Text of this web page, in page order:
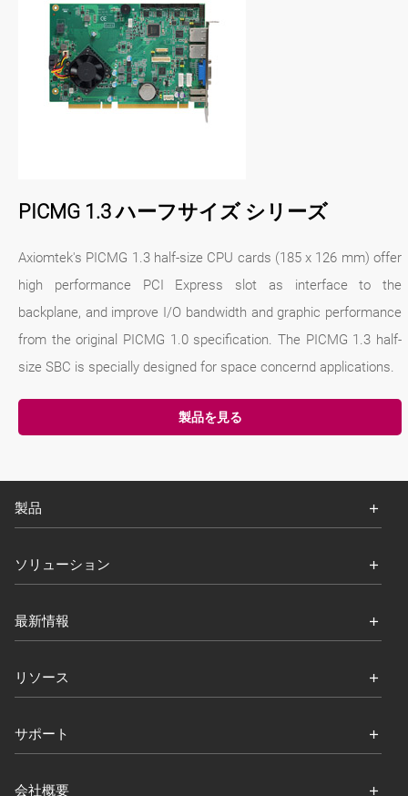
PICMG 1.3 ハーフサイズ シリーズ
Axiomtek's PICMG 1.3 half-size CPU cards (185 x 126 mm) offer
high performance PCI Express slot as interface to the
backplane, and improve I/O bandwidth and graphic performance
from the original PICMG 1.0 specification. The PICMG 1.3 half-
size SBC is specially designed for space concernd applications.
製品を見る
製品
ソリューション
最新情報
リソース
サポート
会社概要